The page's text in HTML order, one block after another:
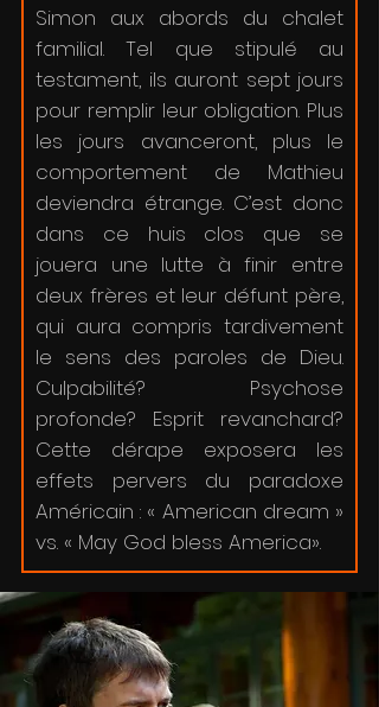
Simon aux abords du chalet
familial. Tel que stipulé au
testament, ils auront sept jours
pour remplir leur obligation. Plus
les jours avanceront, plus le
comportement de Mathieu
deviendra étrange. C’est donc
dans ce huis clos que se
jouera une lutte à finir entre
deux frères et leur défunt père,
qui aura compris tardivement
le sens des paroles de Dieu.
Culpabilité? Psychose
profonde? Esprit revanchard?
Cette dérape exposera les
effets pervers du paradoxe
Américain : « American dream »
vs. « May God bless America».